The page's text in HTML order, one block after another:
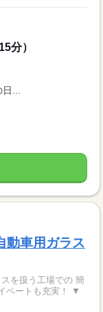
分）
日...
動車用ガラス
を扱う工場での 簡
ートも充実！ ▼